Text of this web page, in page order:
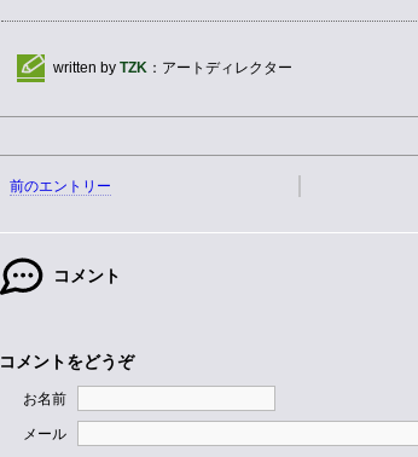
written by TZK ：アートディレクター
前のエントリー
コメント
コメントをどうぞ
お名前
メール